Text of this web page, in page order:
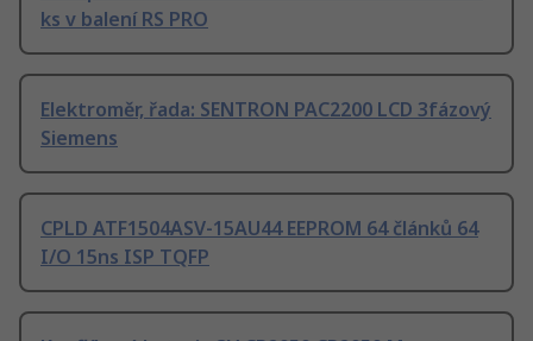
ks v balení RS PRO
Elektroměr, řada: SENTRON PAC2200 LCD 3fázový
Siemens
CPLD ATF1504ASV-15AU44 EEPROM 64 článků 64
I/O 15ns ISP TQFP